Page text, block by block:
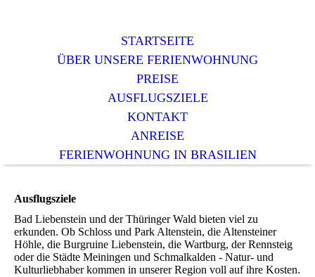
STARTSEITE
ÜBER UNSERE FERIENWOHNUNG
PREISE
AUSFLUGSZIELE
KONTAKT
ANREISE
FERIENWOHNUNG IN BRASILIEN
Ausflugsziele
Bad Liebenstein und der Thüringer Wald bieten viel zu
erkunden. Ob Schloss und Park Altenstein, die Altensteiner
Höhle, die Burgruine Liebenstein, die Wartburg, der Rennsteig
oder die Städte Meiningen und Schmalkalden - Natur- und
Kulturliebhaber kommen in unserer Region voll auf ihre Kosten.